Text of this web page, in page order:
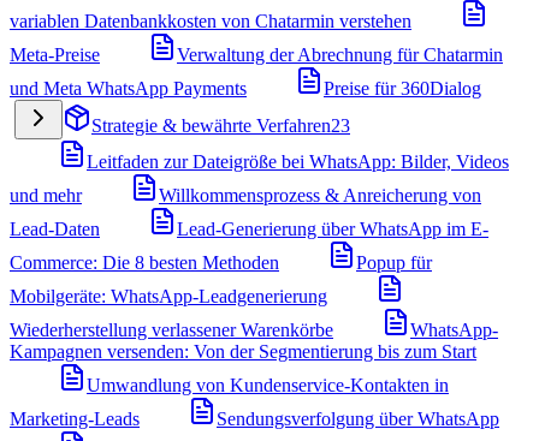
variablen Datenbankkosten von Chatarmin verstehen
Meta-Preise
Verwaltung der Abrechnung für Chatarmin
und Meta WhatsApp Payments
Preise für 360Dialog
Strategie & bewährte Verfahren23
Leitfaden zur Dateigröße bei WhatsApp: Bilder, Videos
und mehr
Willkommensprozess & Anreicherung von
Lead-Daten
Lead-Generierung über WhatsApp im E-
Commerce: Die 8 besten Methoden
Popup für
Mobilgeräte: WhatsApp-Leadgenerierung
Wiederherstellung verlassener Warenkörbe
WhatsApp-
Kampagnen versenden: Von der Segmentierung bis zum Start
Umwandlung von Kundenservice-Kontakten in
Marketing-Leads
Sendungsverfolgung über WhatsApp